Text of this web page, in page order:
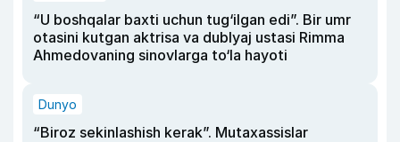
“U boshqalar baxti uchun tug‘ilgan edi”. Bir umr
otasini kutgan aktrisa va dublyaj ustasi Rimma
Ahmedovaning sinovlarga to‘la hayoti
Dunyo
“Biroz sekinlashish kerak”. Mutaxassislar